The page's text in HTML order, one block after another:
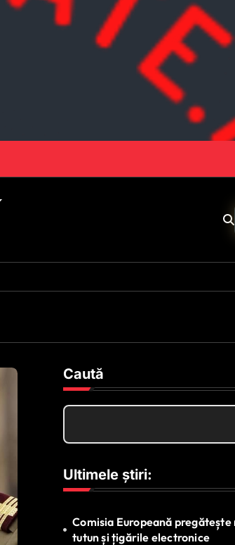
Caută
Ultimele știri:
Comisia Europeană
tutun și țigările electronice